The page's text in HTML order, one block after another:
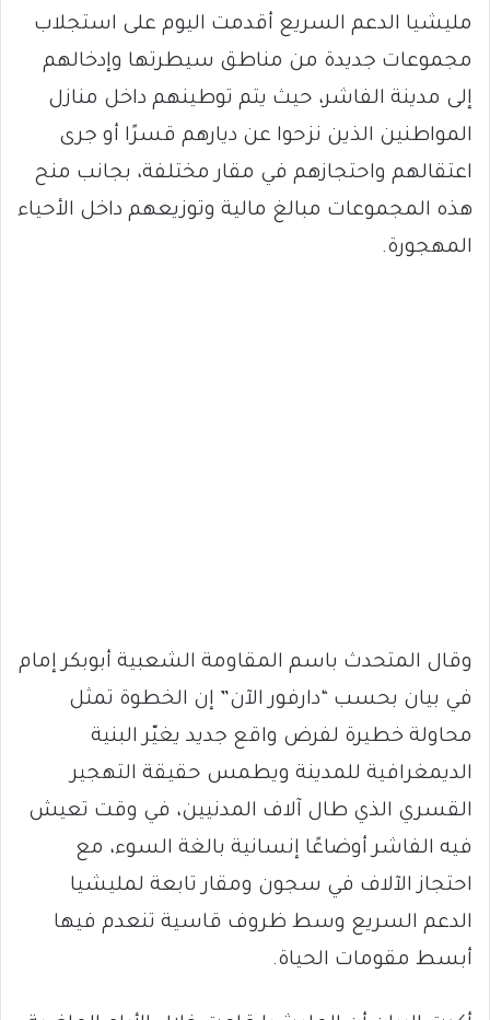
مليشيا الدعم السريع أقدمت اليوم على استجلاب
مجموعات جديدة من مناطق سيطرتها وإدخالهم
إلى مدينة الفاشر، حيث يتم توطينهم داخل منازل
المواطنين الذين نزحوا عن ديارهم قسرًا أو جرى
اعتقالهم واحتجازهم في مقار مختلفة، بجانب منح
هذه المجموعات مبالغ مالية وتوزيعهم داخل الأحياء
المهجورة.
وقال المتحدث باسم المقاومة الشعبية أبوبكر إمام
في بيان بحسب “دارفور الآن” إن الخطوة تمثل
محاولة خطيرة لفرض واقع جديد يغيّر البنية
الديمغرافية للمدينة ويطمس حقيقة التهجير
القسري الذي طال آلاف المدنيين، في وقت تعيش
فيه الفاشر أوضاعًا إنسانية بالغة السوء، مع
احتجاز الآلاف في سجون ومقار تابعة لمليشيا
الدعم السريع وسط ظروف قاسية تنعدم فيها
أبسط مقومات الحياة.